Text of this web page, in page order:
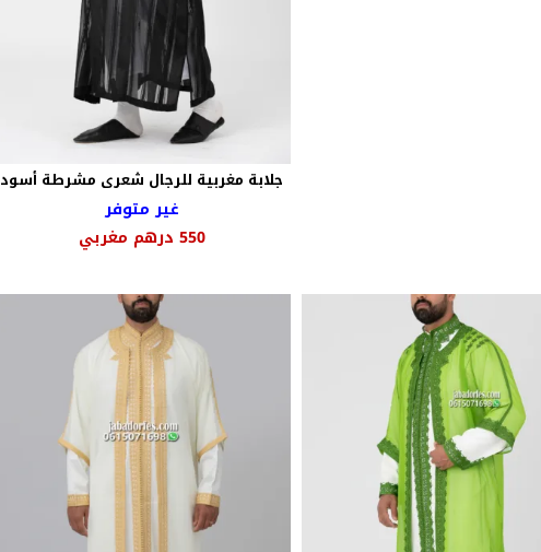
جلابة مغربية للرجال شعرى مشرطة أسود
غير متوفر
السعر
700 درهم
مغربي.
550 درهم مغربي